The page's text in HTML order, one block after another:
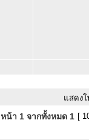
แสดง
หน้า 1 จากทั้งหมด 1 [